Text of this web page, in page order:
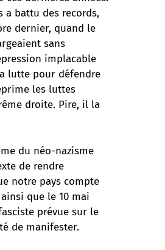
a battu des records,
dernier, quand le
sans
implacable
lutte pour défendre
les luttes
droite. Pire, il la
du néo-nazisme
de rendre
notre pays compte
que le 10 mai
prévue sur le
de manifester.